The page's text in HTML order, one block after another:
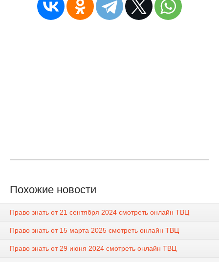
Похожие новости
Право знать от 21 сентября 2024 смотреть онлайн ТВЦ
Право знать от 15 марта 2025 смотреть онлайн ТВЦ
Право знать от 29 июня 2024 смотреть онлайн ТВЦ